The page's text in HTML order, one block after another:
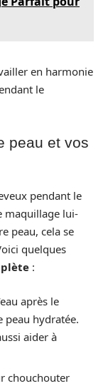
en harmonie
le
peau et vos
pendant le
maquillage lui-
peau, cela se
quelques
:
après le
hydratée.
aider à
chouchouter